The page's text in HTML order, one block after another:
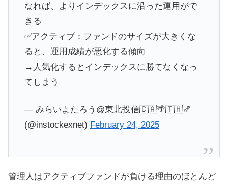
なれば、よりインデックスに沿った運用がで
きる
✅アクティブ：ファンドのサイズが大きくな
ると、運用成績が悪化する傾向
→人気化するとインデックスに勝てなくなっ
てしまう
— みらいよたろう@東北投信🇨🇦🌴🇹🇭🍤
(@instockexnet) February 24, 2025
管理人はアクティブファンドが負ける理由のほとんど